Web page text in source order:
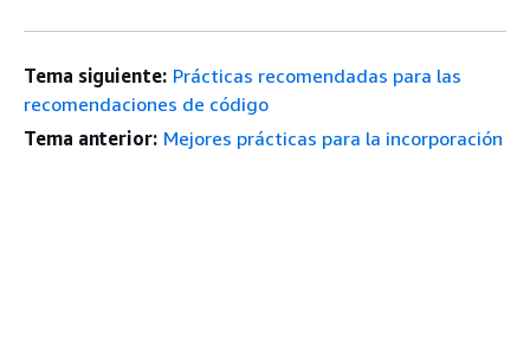
Tema siguiente: Prácticas recomendadas para las
recomendaciones de código
Tema anterior: Mejores prácticas para la incorporación